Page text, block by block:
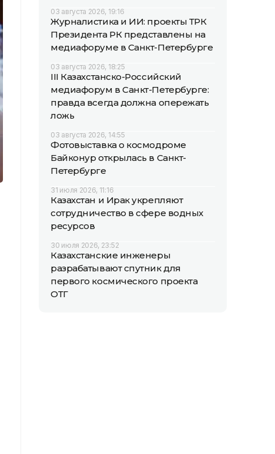
03 августа 2026, 19:16
Журналистика и ИИ: проекты ТРК
Президента РК представлены на
медиафоруме в Санкт-Петербурге
03 августа 2026, 18:25
III Казахстанско-Российский
медиафорум в Санкт-Петербурге:
правда всегда должна опережать
ложь
03 августа 2026, 14:55
Фотовыставка о космодроме
Байконур открылась в Санкт-
Петербурге
31 июля 2026, 11:16
Казахстан и Ирак укрепляют
сотрудничество в сфере водных
ресурсов
30 июля 2026, 23:52
Казахстанские инженеры
разрабатывают спутник для
первого космического проекта
ОТГ